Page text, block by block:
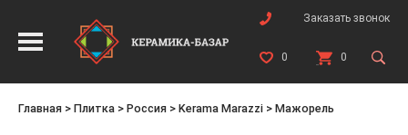
Заказать звонок
0 0
Главная > Плитка > Россия > Kerama Marazzi > Мажорель